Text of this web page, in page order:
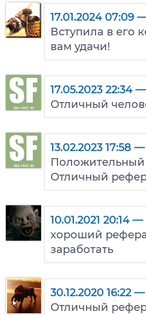
17.01.2024 07:09
Вступила в его
вам удачи!
17.05.2023 22:34 —
Отличный
13.02.2023 17:58 —
Положительный
Отличный
10.01.2021 20:14 —
хороший
заработать
30.12.2020 16:22 —
Отличный